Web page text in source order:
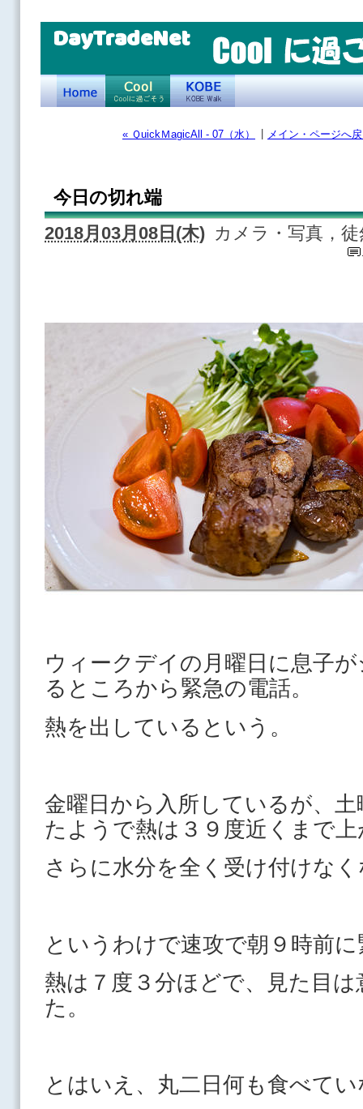
DayTradeNet
« ＱuickＭagicAll - 07（水） メイン・ページへ
今日の切れ端
2018月03月08日(木) カメラ・写真，
ウィークデイの月曜日に息子
るところから緊急の電話。
熱を出しているという。
金曜日から入所しているが、
たようで熱は３９度近くまで
さらに水分を全く受け付けな
というわけで速攻で朝９時前
熱は７度３分ほどで、見た目
た。
とはいえ、丸二日何も食べて